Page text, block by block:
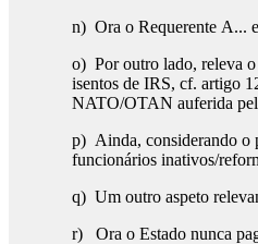
n) Ora o Requerente A...
o) Por outro lado, releva o
isentos de IRS, cf. artigo
NATO/OTAN auferida
p) Ainda, considerando o
funcionários inativos/
q) Um outro aspeto
r) Ora o Estado nunca